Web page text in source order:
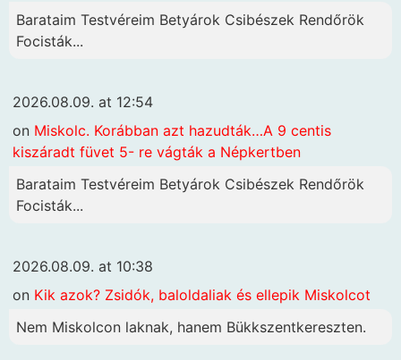
Barataim Testvéreim Betyárok Csibészek Rendőrök
Focisták...
2026.08.09. at 12:54
on Miskolc. Korábban azt hazudták…A 9 centis
kiszáradt füvet 5- re vágták a Népkertben
Barataim Testvéreim Betyárok Csibészek Rendőrök
Focisták...
2026.08.09. at 10:38
on Kik azok? Zsidók, baloldaliak és ellepik Miskolcot
Nem Miskolcon laknak, hanem Bükkszentkereszten.